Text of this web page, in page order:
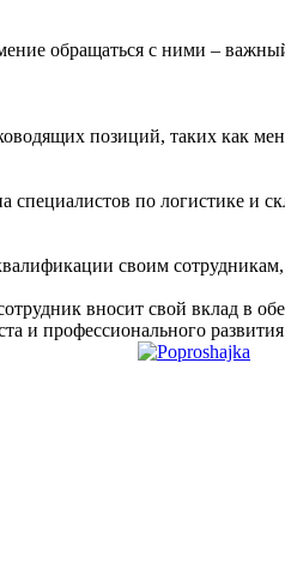
обращаться с ними –
позиций, таких как
по логистике и
своим сотрудникам,
вносит свой вклад в
и профессионального